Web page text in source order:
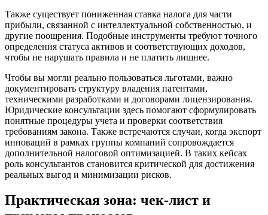
Также существует пониженная ставка налога для части
прибыли, связанной с интеллектуальной собственностью, и
другие поощрения. Подобные инструменты требуют точного
определения статуса активов и соответствующих доходов,
чтобы не нарушать правила и не платить лишнее.
Чтобы вы могли реально пользоваться льготами, важно
документировать структуру владения патентами,
техническими разработками и договорами лицензирования.
Юридические консультации здесь помогают сформулировать
понятные процедуры учета и проверки соответствия
требованиям закона. Также встречаются случаи, когда экспорт
инноваций в рамках группы компаний сопровождается
дополнительной налоговой оптимизацией. В таких кейсах
роль консультантов становится критической для достижения
реальных выгод и минимизации рисков.
Практическая зона: чек-лист и